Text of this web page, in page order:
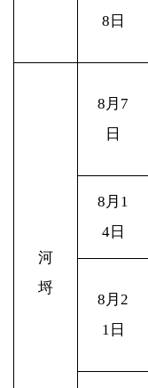
8日
河
埒
8 月7
日
8 月1
4日
8 月2
1日